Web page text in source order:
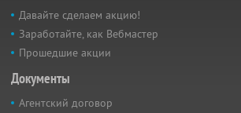
Давайте сделаем акцию!
Заработайте, как Вебмастер
Прошедшие акции
Документы
Агентский договор